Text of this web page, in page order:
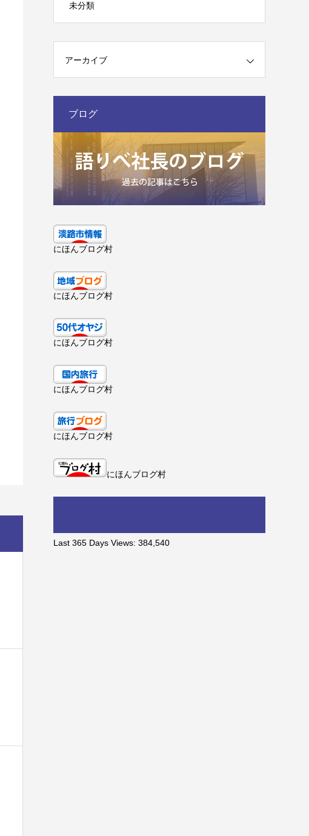
未分類
アーカイブ
ブログ
にほんブログ村
にほんブログ村
にほんブログ村
にほんブログ村
にほんブログ村
にほんブログ村
Last 365 Days Views: 384,540